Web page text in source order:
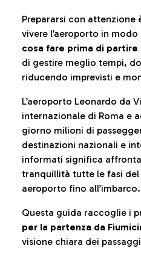
Prepararsi con attenzione
vivere l’aeroporto in
cosa fare prima di partire
di gestire meglio tempi,
riducendo imprevisti e
L’aeroporto Leonardo da
internazionale di Roma e
giorno milioni di
destinazioni nazionali e
informati significa
tranquillità tutte le fasi del
aeroporto fino all’imbarco.
Questa guida raccoglie i
per la partenza da
visione chiara dei